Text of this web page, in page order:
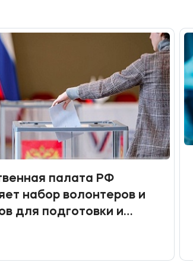
палата РФ
набор волонтеров и
для подготовки и
общественному
за выборами